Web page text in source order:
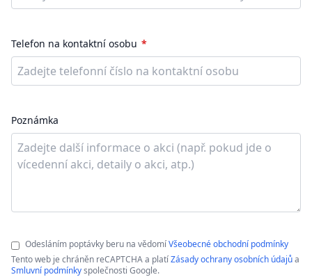
Telefon na kontaktní osobu
Poznámka
Odesláním poptávky beru na vědomíVšeobecné obchodní podmínky
Tento web je chráněn reCAPTCHA a platíZásady ochrany osobních údajůa
Smluvní podmínkyspolečnosti Google.